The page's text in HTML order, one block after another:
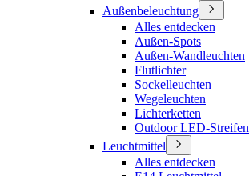
Außenbeleuchtung
Alles entdecken
Außen-Spots
Außen-Wandleuchten
Flutlichter
Sockelleuchten
Wegeleuchten
Lichterketten
Outdoor LED-Streifen
Leuchtmittel
Alles entdecken